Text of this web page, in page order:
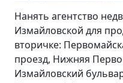
Нанять агентство
Измайловской для
вторичке:
проезд, Нижняя
Измайловский